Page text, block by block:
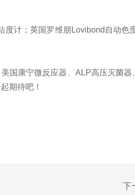
度计；英国 罗维朋 Lovibond自动色
美国康宁微反应器、ALP高压灭菌器
期待吧！
下